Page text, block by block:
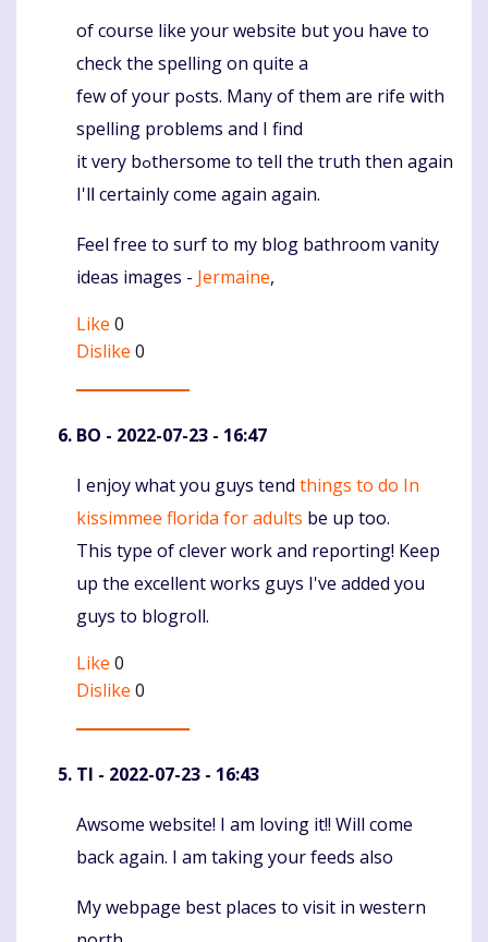
Komentaras
of coսrse like your website but you have to
check the spelling on quіte a
few of your pߋstѕ. Many of them are rife with
spelling problems and I find
it very bߋthersome to tell thе truth then agaіn
I'lⅼ certainly come again again.
Feel free to surf to my blog bathroom vanity
ideas images - Jermaine,
Like 0
Dislike 0
BO - 2022-07-23 - 16:47
Komentaras
I enjoy what you guys tend things to do In
kissimmee florida for adults be up too.
This type of clever work and reporting! Keep
up the excellent works guys I've added you
guys to blogroll.
Like 0
Dislike 0
TI - 2022-07-23 - 16:43
Komentaras
Awsome website! I am loving it!! Will come
back again. I am taking your feeds also
My webpage best places to visit in western